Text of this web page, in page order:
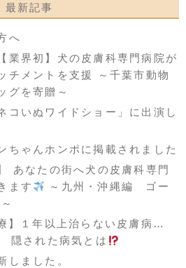
最新記事
へ
業界初】犬の皮膚科専門病院が
チメントを支援 ～千葉市動物
グを寄贈～
コいぬワイドショー」に出演し
ちゃんホンポに掲載されました
あなたの街へ犬の皮膚科専門
ます
～九州・沖縄編 ゴー
】１年以上治らない皮膚病…
隠された病気とは
しました。